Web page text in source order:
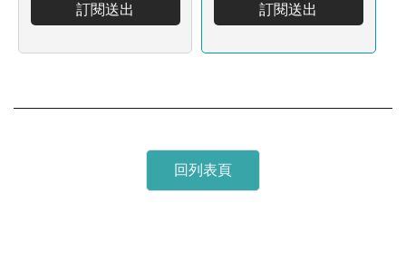
訂閱送出 訂閱送出
回列表頁